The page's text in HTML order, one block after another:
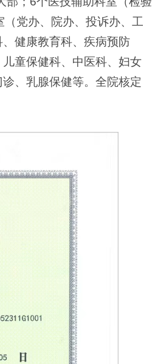
党办、院办、投诉办、工
健康教育科、疾病预防
童保健科、中医科、妇女
、乳腺保健等。全院核定